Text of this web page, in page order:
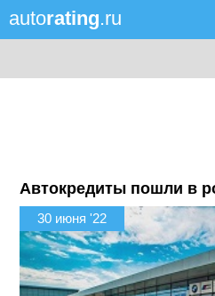
autorating.ru
Автокредиты пошли в
30 июня '22